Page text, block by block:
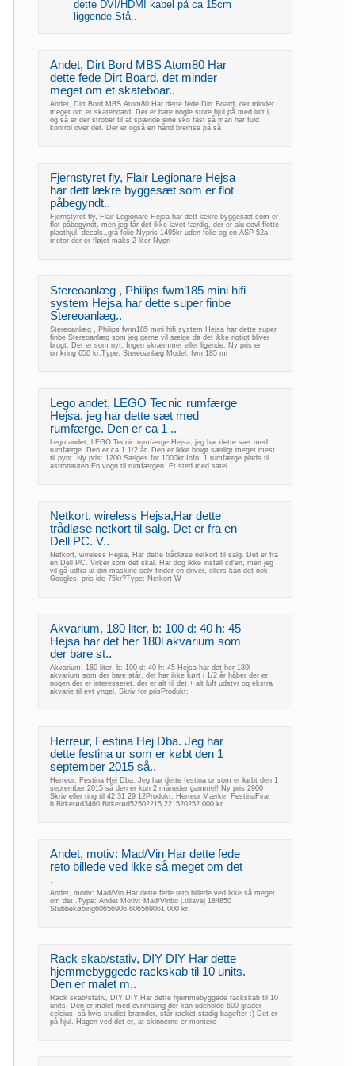
dette DVI/HDMI kabel på ca 15cm
liggende.Stå..
Andet, Dirt Bord MBS Atom80 Har
dette fede Dirt Board, det minder
meget om et skateboar..
Andet, Dirt Bord MBS Atom80 Har dette fede Dirt Board, det minder
meget om et skateboard, Der er bare nogle store hjul på med luft i,
og så er der strober til at spænde sine sko fast så man har fuld
kontrol over det. Der er også en hånd bremse på så
Fjernstyret fly, Flair Legionare Hejsa
har dett lækre byggesæt som er flot
påbegyndt..
Fjernstyret fly, Flair Legionare Hejsa har dett lækre byggesæt som er
flot påbegyndt, men jeg får det ikke lavet færdig, der er alu covl flotte
plasthjul, decals.,grå folie Nypris 1495kr uden folie og en ASP 52a
motor der er fløjet maks 2 liter Nypri
Stereoanlæg , Philips fwm185 mini hifi
system Hejsa har dette super finbe
Stereoanlæg..
Stereoanlæg , Philips fwm185 mini hifi system Hejsa har dette super
finbe Stereoanlæg som jeg gerne vil sælge da det ikke rigtigt bliver
brugt. Det er som nyt. Ingen skræmmer eller ligende. Ny pris er
omkring 650 kr.Type: Stereoanlæg Model: fwm185 mi
Lego andet, LEGO Tecnic rumfærge
Hejsa, jeg har dette sæt med
rumfærge. Den er ca 1 ..
Lego andet, LEGO Tecnic rumfærge Hejsa, jeg har dette sæt med
rumfærge. Den er ca 1 1/2 år. Den er ikke brugt særligt meget mest
til pynt. Ny pris: 1200 Sælges for 1000kr Info: 1 rumfærge plads til
astronauten En vogn til rumfærgen. Et sted med satel
Netkort, wireless Hejsa,Har dette
trådløse netkort til salg. Det er fra en
Dell PC. V..
Netkort, wireless Hejsa, Har dette trådløse netkort til salg. Det er fra
en Dell PC. Virker som det skal. Har dog ikke install cd'en, men jeg
vil gå udfra at din maskine selv finder en driver, ellers kan det nok
Googles. pris ide 75kr?Type: Netkort W
Akvarium, 180 liter, b: 100 d: 40 h: 45
Hejsa har det her 180l akvarium som
der bare st..
Akvarium, 180 liter, b: 100 d: 40 h: 45 Hejsa har det her 180l
akvarium som der bare står. det har ikke kørt i 1/2 år håber der er
nogen der er interesseret..der er alt til det + alt luft udstyr og ekstra
akvarie til evt yngel. Skriv for prisProdukt:
Herreur, Festina Hej Dba. Jeg har
dette festina ur som er købt den 1
september 2015 så..
Herreur, Festina Hej Dba. Jeg har dette festina ur som er købt den 1
september 2015 så den er kun 2 måneder gammel! Ny pris 2900
Skriv eller ring til 42 31 29 12Produkt: Herreur Mærke: FestinaFirat
h.Birkerød3460 Birkerød52502215,221520252.000 kr.
Andet, motiv: Mad/Vin Har dette fede
reto billede ved ikke så meget om det
.
Andet, motiv: Mad/Vin Har dette fede reto billede ved ikke så meget
om det .Type: Andet Motiv: Mad/Vinbo j.tiliavej 184850
Stubbekøbing60656906,606569061.000 kr.
Rack skab/stativ, DIY DIY Har dette
hjemmebyggede rackskab til 10 units.
Den er malet m..
Rack skab/stativ, DIY DIY Har dette hjemmebyggede rackskab til 10
units. Den er malet med ovnmaling der kan udeholde 600 grader
celcius, så hvis studiet brænder, står racket stadig bagefter :) Det er
på hjul. Hagen ved det er, at skinnerne er montere